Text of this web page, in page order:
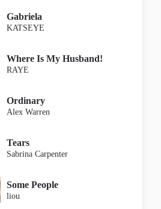
Gabriela
KATSEYE
Where Is My Husband!
RAYE
Ordinary
Alex Warren
Tears
Sabrina Carpenter
Some People
liou